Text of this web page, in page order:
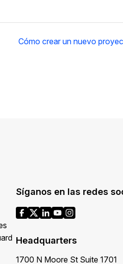
Cómo crear un nuevo
Síganos en las redes
Headquarters
1700 N Moore St Suite 1701